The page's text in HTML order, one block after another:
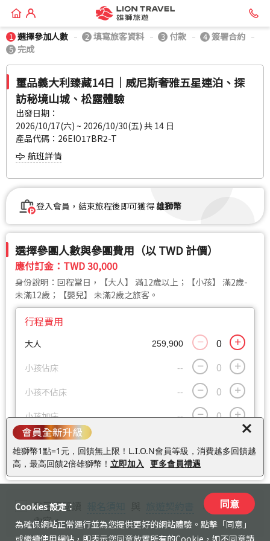
雄獅幣1點=1元，回饋無上限！L.I.O.N會員等級，消費越多回饋越
高，最高回饋2倍雄獅幣！ 立即加入 更多會員禮遇
1 選擇參加人數 2 填寫旅客資料 3 付款 4 簽署合約
5 完成
璽品義大利臻藏14日│威尼斯奢雅五星連泊、探
訪秘境山城、松露體驗
出發日期：
2026/10/17(六) ~ 2026/10/30(五) 共 14 日
產品代碼：26EIO17BR2-T
航班詳情
登入會員，結束旅程後即可獲得雄獅幣
選擇參團人數與參團費用（以 TWD 計價）
應付訂金： TWD 30,000
身份說明：回程當日，【大人】 滿12歲以上；【小孩】 滿2歲-
未滿12歲；【嬰兒】 未滿2歲之旅客。
行程費用
大人 259,900
小孩佔床 --
小孩不佔床 --
小孩加床 --
嬰兒
我已經閱讀
，並同意其
內容。
Cookies 設定：
為確保網站正常運行並為您提供更好的網站體驗。點擊「同意」
或繼續使用網站，即表示您同意放置所有的Cookie，如不同意請
同意